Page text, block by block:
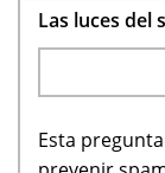
Las luces del
Esta